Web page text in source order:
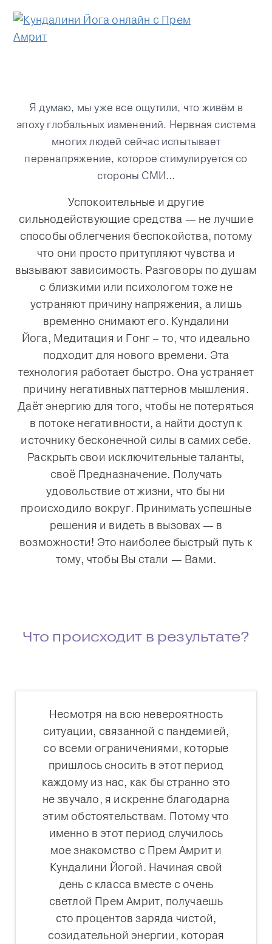
Я думаю, мы уже все ощутили, что живём в
эпоху глобальных изменений. Нервная система
многих людей сейчас испытывает
перенапряжение, которое стимулируется со
стороны СМИ…
Успокоительные и другие
сильнодействующие средства — не лучшие
способы облегчения беспокойства, потому
что они просто притупляют чувства и
вызывают зависимость. Разговоры по душам
с близкими или психологом тоже не
устраняют причину напряжения, а лишь
временно снимают его. Кундалини
Йога, Медитация и Гонг – то, что идеально
подходит для нового времени. Эта
технология работает быстро. Она устраняет
причину негативных паттернов мышления.
Даёт энергию для того, чтобы не потеряться
в потоке негативности, а найти доступ к
источнику бесконечной силы в самих себе.
Раскрыть свои исключительные таланты,
своё Предназначение. Получать
удовольствие от жизни, что бы ни
происходило вокруг. Принимать успешные
решения и видеть в вызовах — в
возможности! Это наиболее быстрый путь к
тому, чтобы Вы стали — Вами.
Что происходит в результате?
Несмотря на всю невероятность
ситуации, связанной с пандемией,
со всеми ограничениями, которые
пришлось сносить в этот период
каждому из нас, как бы странно это
не звучало, я искренне благодарна
этим обстоятельствам. Потому что
именно в этот период случилось
мое знакомство с Прем Амрит и
Кундалини Йогой. Начиная свой
день с класса вместе с очень
светлой Прем Амрит, получаешь
сто процентов заряда чистой,
созидательной энергии, которая